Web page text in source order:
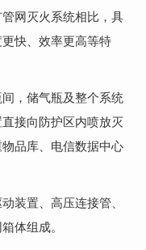
网灭火系统相比，具
快、效率更高等特
，储气瓶及整个系统
接向防护区内喷放灭
品库、电信数据中心
装置、高压连接管、
体组成。